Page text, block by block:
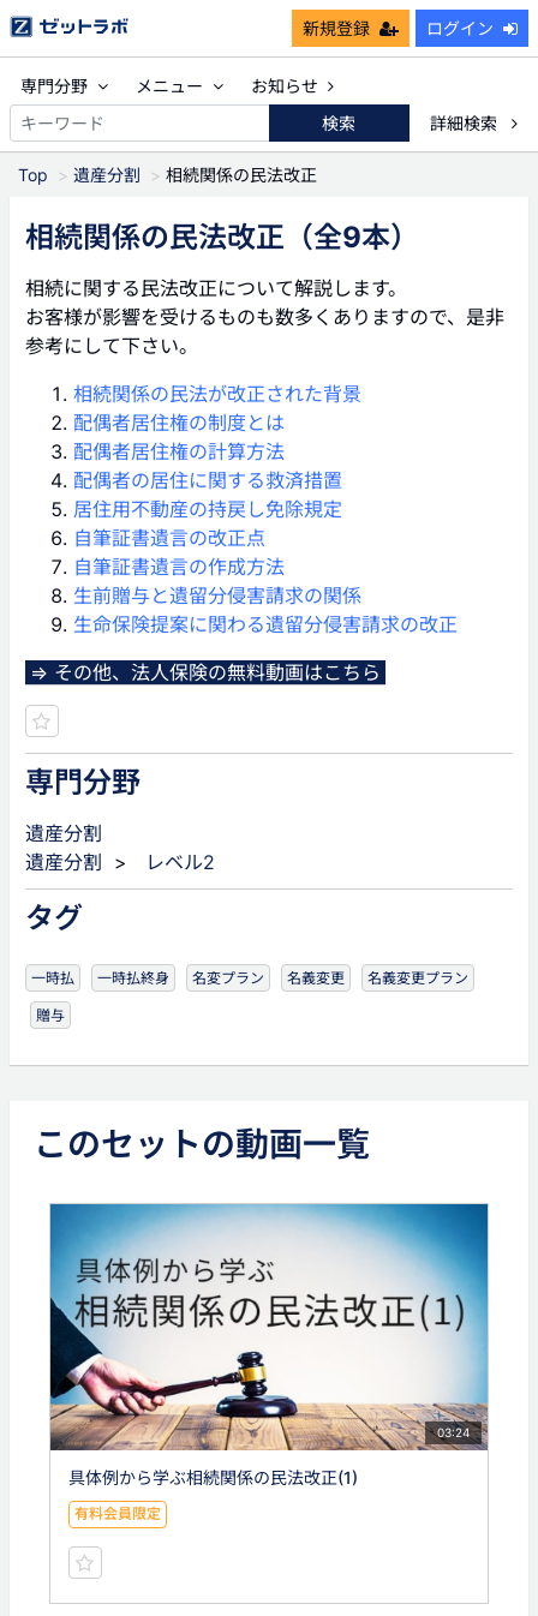
新規登録 ログイン
専門分野 メニュー
お知らせ
検索
詳細検索
Top 遺産分割 相続関係の民法改正
相続関係の民法改正 （全9本）
相続に関する民法改正について解説します。
お客様が影響を受けるものも数多くありますので、是非
参考にして下さい。
相続関係の民法が改正された背景
配偶者居住権の制度とは
配偶者居住権の計算方法
配偶者の居住に関する救済措置
居住用不動産の持戻し免除規定
自筆証書遺言の改正点
自筆証書遺言の作成方法
生前贈与と遺留分侵害請求の関係
生命保険提案に関わる遺留分侵害請求の改正
⇒ その他、法人保険の無料動画はこちら
専門分野
遺産分割
遺産分割
> レベル2
タグ
一時払 一時払終身 名変プラン 名義変更 名義変更プラン
贈与
このセットの動画一覧
03:24
具体例から学ぶ相続関係の民法改正(1)
有料会員限定